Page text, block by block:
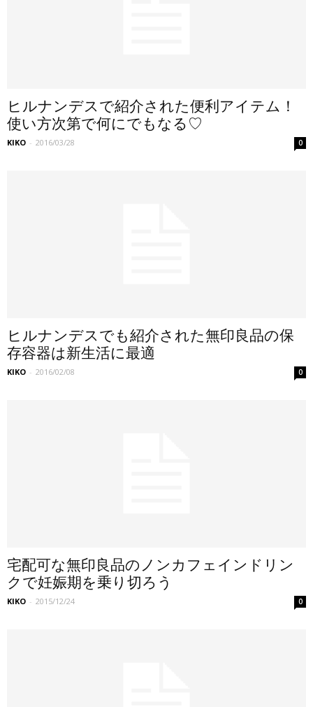
ヒルナンデスで紹介された便利アイテム！
使い方次第で何にでもなる♡
KIKO - 2016/03/28 0
ヒルナンデスでも紹介された無印良品の保
存容器は新生活に最適
KIKO - 2016/02/08 0
宅配可な無印良品のノンカフェインドリン
クで妊娠期を乗り切ろう
KIKO - 2015/12/24 0